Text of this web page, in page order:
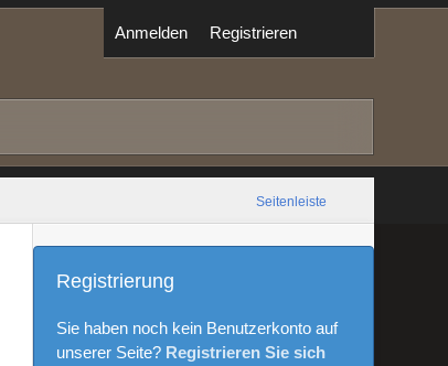
Anmelden Registrieren
Seitenleiste
Registrierung
Sie haben noch kein Benutzerkonto auf
unserer Seite? Registrieren Sie sich